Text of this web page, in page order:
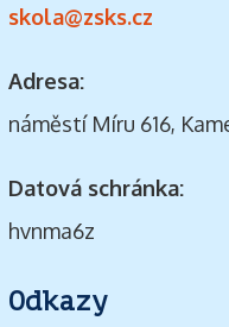
skola@zsks.cz
Adresa:
náměstí Míru 616,
Datová schránka:
hvnma6z
Odkazy